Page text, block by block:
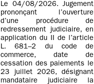
Le 04/08/2026. Jugement
prononçant l’ouverture
d’une procédure de
redressement judiciaire, en
application du II de l’article
L. 681–2 du code de
commerce, date de
cessation des paiements le
23 juillet 2026, désignant
mandataire judiciaire la